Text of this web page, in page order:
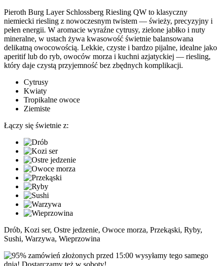
Pieroth Burg Layer Schlossberg Riesling QW to klasyczny
niemiecki riesling z nowoczesnym twistem — świeży, precyzyjny i
pełen energii. W aromacie wyraźne cytrusy, zielone jabłko i nuty
mineralne, w ustach żywa kwasowość świetnie balansowana
delikatną owocowością. Lekkie, czyste i bardzo pijalne, idealne jako
aperitif lub do ryb, owoców morza i kuchni azjatyckiej — riesling,
który daje czystą przyjemność bez zbędnych komplikacji.
Cytrusy
Kwiaty
Tropikalne owoce
Ziemiste
Łączy się świetnie z:
Drób, Kozi ser, Ostre jedzenie, Owoce morza, Przekąski, Ryby,
Sushi, Warzywa, Wieprzowina